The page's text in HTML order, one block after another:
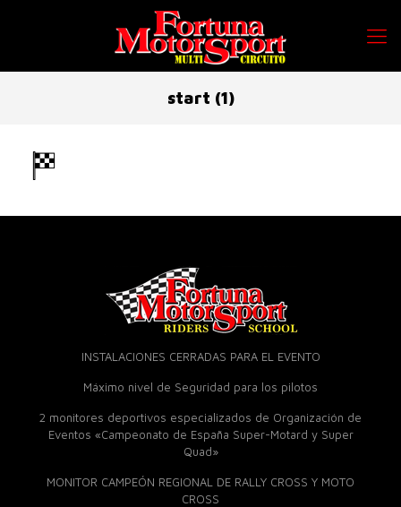
start (1)
INSTALACIONES CERRADAS PARA EL EVENTO
Máximo nivel de Seguridad para los pilotos
2 monitores deportivos especializados de Organización de
Eventos «Campeonato de España Super-Motard y Super
Quad»
MONITOR CAMPEÓN REGIONAL DE RALLY CROSS Y MOTO
CROSS